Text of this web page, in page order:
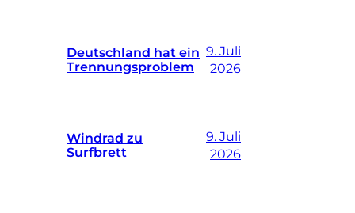
Deutschland hat ein
Trennungsproblem
9. Juli
2026
Windrad zu
Surfbrett
9. Juli
2026